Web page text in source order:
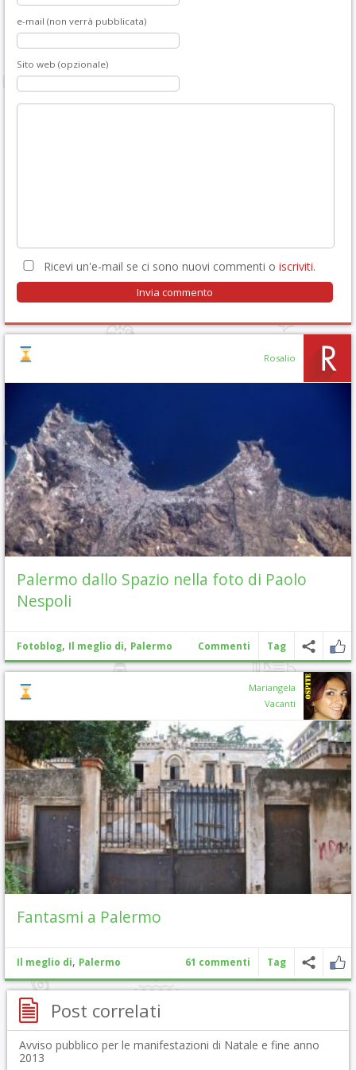
e-mail (non verrà pubblicata)
Sito web (opzionale)
Ricevi un'e-mail se ci sono nuovi commenti o iscriviti.
Rosalio
Palermo dallo Spazio nella foto di Paolo
Nespoli
Fotoblog, Il meglio di, Palermo Commenti Tag
Mariangela
Vacanti
Fantasmi a Palermo
Il meglio di, Palermo 61 commenti Tag
Post correlati
Avviso pubblico per le manifestazioni di Natale e fine anno
2013